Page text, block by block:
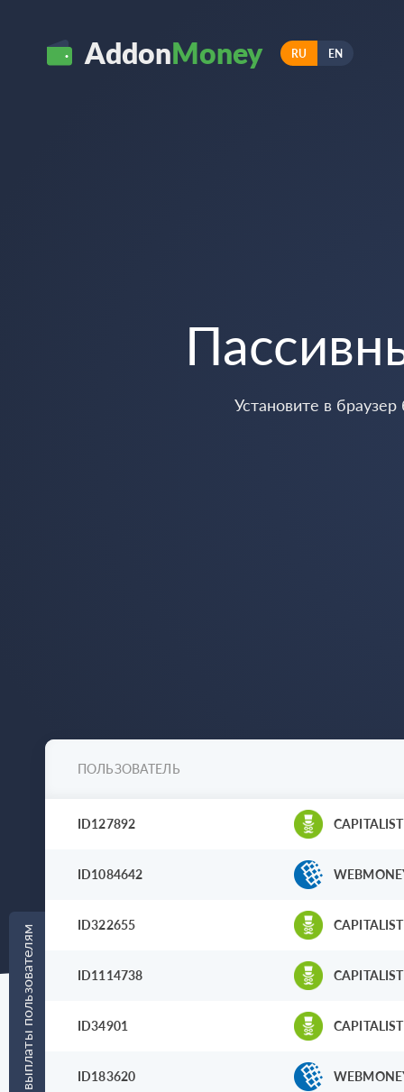
AddonMoney RU EN
Установите в
ПОЛЬЗОВАТЕЛЬ
ID127892 CAPITALIST
ID1084642
ID322655 CAPITALIST
ID1114738 CAPITALIST
ID34901 CAPITALIST
ID183620